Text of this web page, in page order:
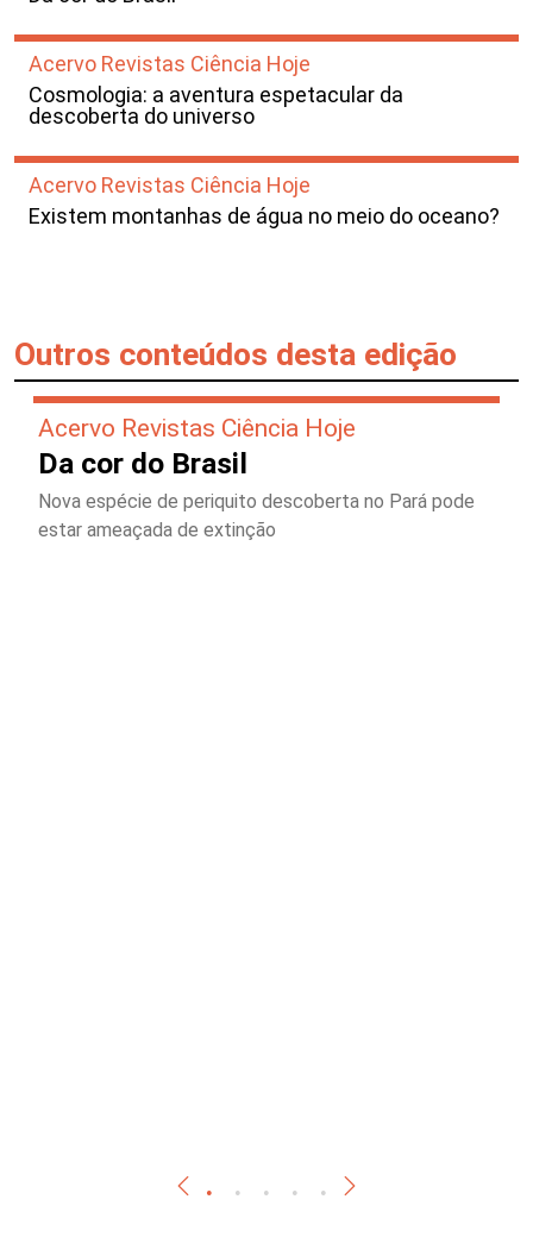
Acervo Revistas Ciência Hoje
Cosmologia: a aventura espetacular da
descoberta do universo
Acervo Revistas Ciência Hoje
Existem montanhas de água no meio do oceano?
Outros conteúdos desta edição
Acervo Revistas Ciência Hoje
Da cor do Brasil
Nova espécie de periquito descoberta no Pará pode
estar ameaçada de extinção